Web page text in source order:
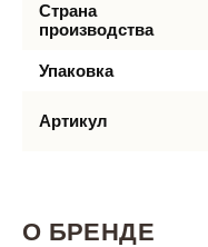
Страна
производства
Упаковка
Артикул
О БРЕНДЕ